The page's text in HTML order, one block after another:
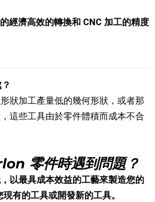
經濟高效的轉換和 CNC 加工的精度
狀加工產量低的幾何形狀，或者那
這些工具由於零件體積而成本不合
零件時遇到問題？
以最具成本效益的工藝來製造您的
有的工具或開發新的工具。